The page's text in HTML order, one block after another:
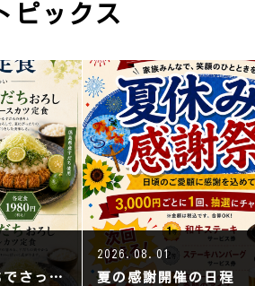
ピックス
夏限定・梅とすだちでさっぱり仕上げたとんかつ販売
2026.08.01
夏の感謝開催の日程